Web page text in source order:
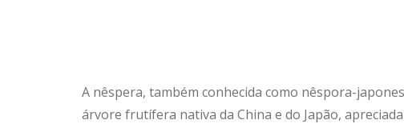
A nêspera, também conhecida como nêspora-
árvore frutífera nativa da China e do Japão,